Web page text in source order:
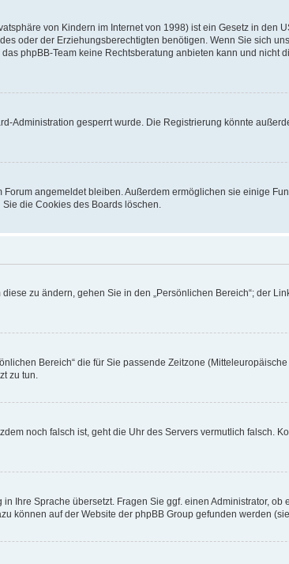
von Kindern im Internet von 1998) ist ein Gesetz in den
oder der Erziehungsberechtigten benötigen. Wenn Sie sich
phpBB-Team keine Rechtsberatung anbieten kann und nicht
Administration gesperrt wurde. Die Registrierung könnte
angemeldet bleiben. Außerdem ermöglichen sie einige
die Cookies des Boards löschen.
zu ändern, gehen Sie in den „Persönlichen Bereich“; der
Bereich“ die für Sie passende Zeitzone
zu tun.
noch falsch ist, geht die Uhr des Servers vermutlich falsch.
Sprache übersetzt. Fragen Sie ggf. einen Administrator,
können auf der Website der phpBB Group gefunden werden